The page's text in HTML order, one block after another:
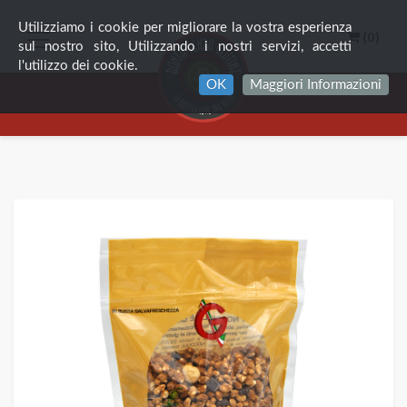
Utilizziamo i cookie per migliorare la vostra esperienza
sul nostro sito, Utilizzando i nostri servizi, accetti
l'utilizzo dei cookie.
OK
Maggiori Informazioni